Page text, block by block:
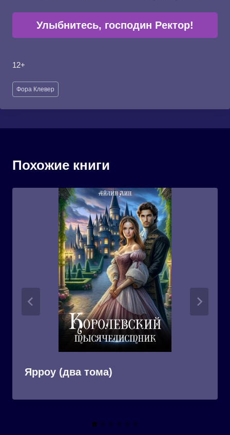
Улыбнитесь, господин Ректор!
12+
Метки
записи:
Фора Клевер
Похожие книги
Ярроу (два тома)